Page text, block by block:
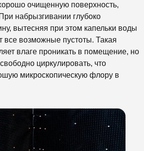
очищенную поверхность,
набрызгивании глубоко
вытесняя при этом капельки воды
все возможные пустоты. Такая
влаге проникать в помещение, но
циркулировать, что
микроскопическую флору в